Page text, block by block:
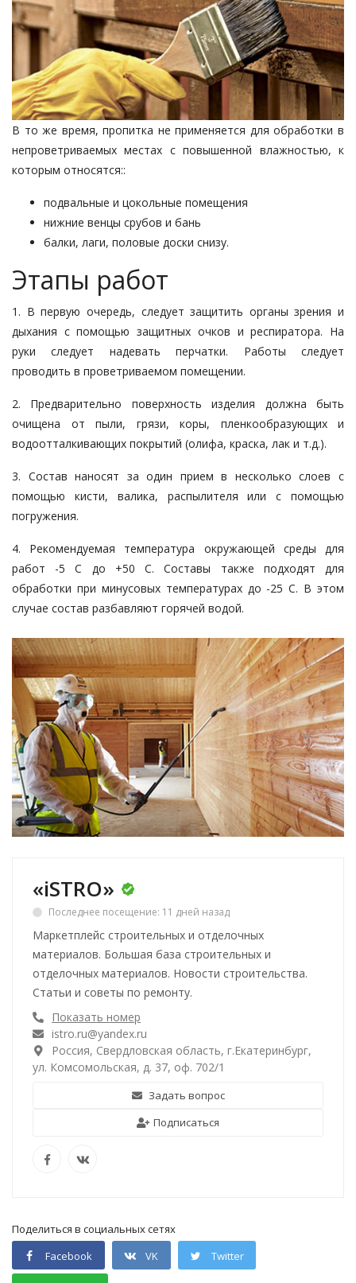
В то же время, пропитка не применяется для обработки в
непроветриваемых местах с повышенной влажностью, к
которым относятся::
подвальные и цокольные помещения
нижние венцы срубов и бань
балки, лаги, половые доски снизу.
Этапы работ
1. В первую очередь, следует защитить органы зрения и
дыхания с помощью защитных очков и респиратора. На
руки следует надевать перчатки. Работы следует
проводить в проветриваемом помещении.
2. Предварительно поверхность изделия должна быть
очищена от пыли, грязи, коры, пленкообразующих и
водоотталкивающих покрытий (олифа, краска, лак и т.д.).
3. Состав наносят за один прием в несколько слоев с
помощью кисти, валика, распылителя или с помощью
погружения.
4. Рекомендуемая температура окружающей среды для
работ -5 С до +50 С. Составы также подходят для
обработки при минусовых температурах до -25 С. В этом
случае состав разбавляют горячей водой.
«iSTRO»
Последнее посещение: 11 дней назад
Маркетплейс строительных и отделочных
материалов. Большая база строительных и
отделочных материалов. Новости строительства.
Статьи и советы по ремонту.
Показать номер
istro.ru@yandex.ru
Россия, Свердловская область, г.Екатеринбург,
ул. Комсомольская, д. 37, оф. 702/1
Задать вопрос
Подписаться
Поделиться в социальных сетях
Facebook
VK Twitter